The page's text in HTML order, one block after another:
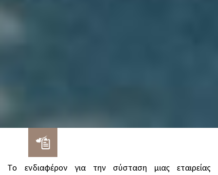
Το ενδιαφέρον για την σύσταση μιας εταιρείας